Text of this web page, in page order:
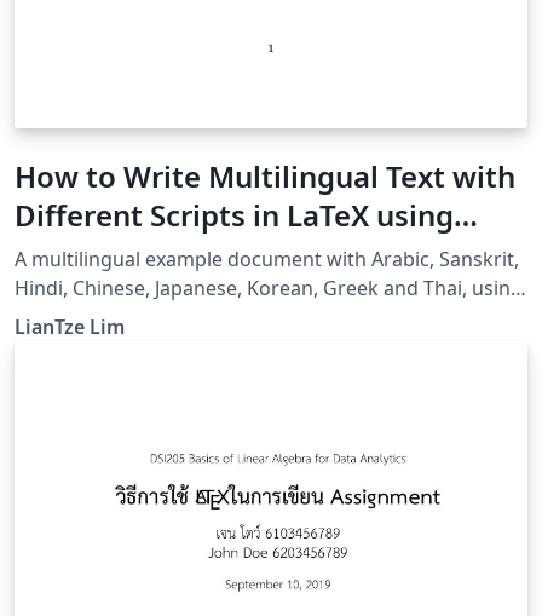
How to Write Multilingual Text with
Different Scripts in LaTeX using
Babel
A multilingual example document with Arabic, Sanskrit,
Hindi, Chinese, Japanese, Korean, Greek and Thai, using
XeLaTeX + fontspec + babel.
LianTze Lim